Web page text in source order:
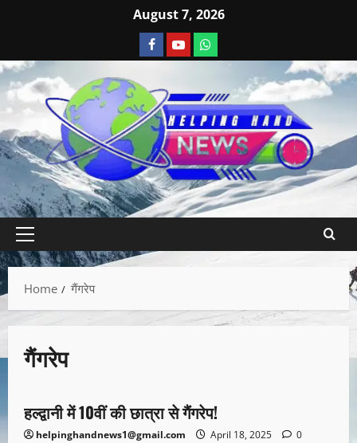
August 7, 2026
Home गैंगरेप
गैंगरेप
1 minute read
उत्तराखण्ड
हल्द्वानी में 10वीं की छात्रा से गैंगरेप!
helpinghandnews1@gmail.com April 18, 2025
0